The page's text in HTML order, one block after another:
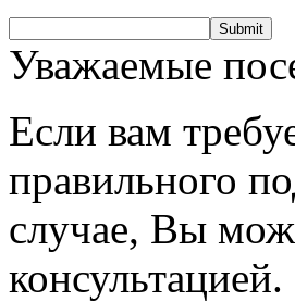
Уважаемые
Если вам
правильного
случае, Вы
консультацией.